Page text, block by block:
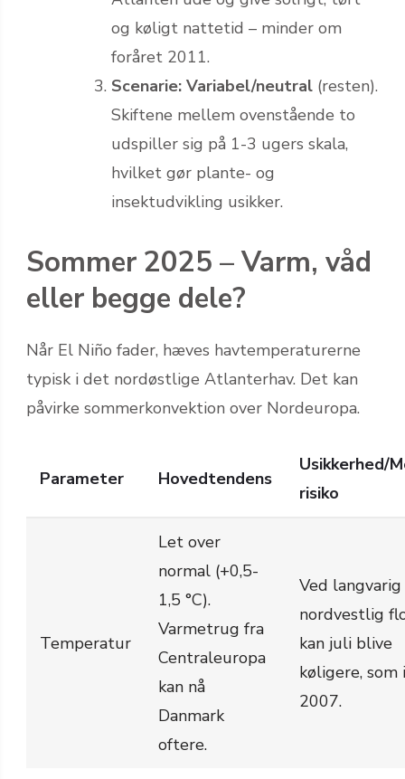
og køligt nattetid – minder om
foråret 2011.
Scenarie: Variabel/neutral (resten).
Skiftene mellem ovenstående to
udspiller sig på 1-3 ugers skala,
hvilket gør plante- og
insektudvikling usikker.
Sommer 2025 – Varm, våd
eller begge dele?
Når El Niño fader, hæves havtemperaturerne
typisk i det nordøstlige Atlanterhav. Det kan
påvirke sommerkonvektion over Nordeuropa.
Parameter Hovedtendens
Usikkerhed/
risiko
Temperatur
Let over
normal (+0,5-
1,5 °C).
Varmetrug fra
Centraleuropa
kan nå
Danmark
oftere.
Ved langvarig
nordvestlig
kan juli blive
køligere, som i
2007.